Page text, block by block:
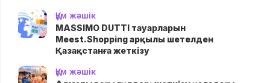
Құм жәшік
MASSIMO DUTTI тауарларын
Meest.Shopping арқылы шетелден
Қазақстанға жеткізу
Құм жәшік